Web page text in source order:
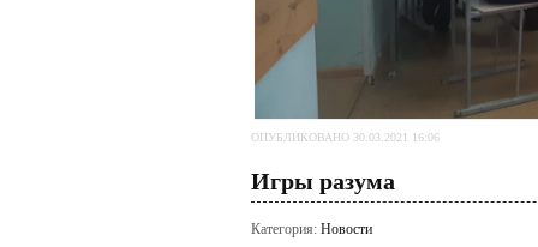
ОПУБЛИКОВАНО 30.03.2021 16:06
Игры разума
Категория: Новости